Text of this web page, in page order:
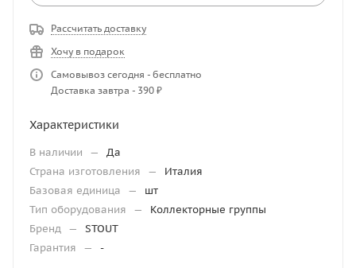
Рассчитать доставку
Хочу в подарок
Самовывоз сегодня - бесплатно
Доставка завтра - 390 ₽
Характеристики
В наличии —
Да
Страна изготовления
—
Италия
Базовая единица
—
шт
Тип оборудования
—
Коллекторные группы
Бренд —
STOUT
Гарантия
— -